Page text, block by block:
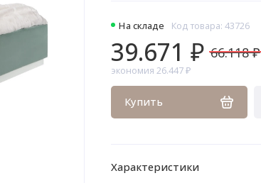
На складе Код товара: 43726
39.671 ₽ 66.118 ₽
экономия 26.447 ₽
Купить
Характеристики